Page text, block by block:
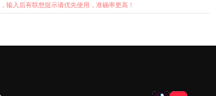
输入后有联想提示请优先使用，准确率更高！